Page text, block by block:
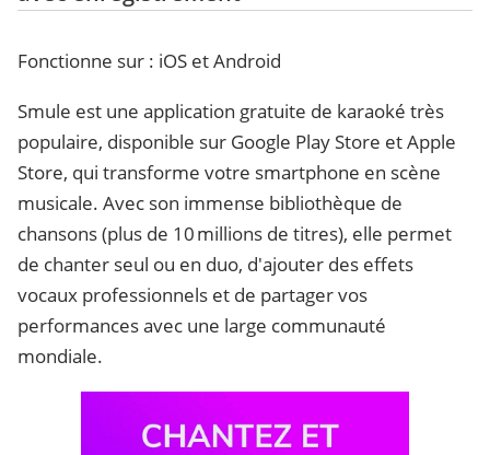
Fonctionne sur : iOS et Android
Smule est une application gratuite de karaoké très
populaire, disponible sur Google Play Store et Apple
Store, qui transforme votre smartphone en scène
musicale. Avec son immense bibliothèque de
chansons (plus de 10 millions de titres), elle permet
de chanter seul ou en duo, d'ajouter des effets
vocaux professionnels et de partager vos
performances avec une large communauté
mondiale.